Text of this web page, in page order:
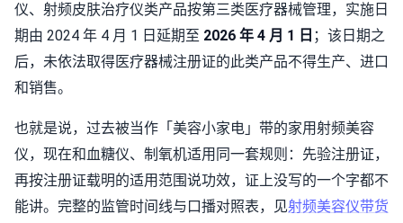
仪、射频皮肤治疗仪类产品按第三类医疗器械管理，实施日
期由 2024 年 4 月 1 日延期至 2026 年 4 月 1 日 ；该日期之
后，未依法取得医疗器械注册证的此类产品不得生产、进口
和销售。
也就是说，过去被当作「美容小家电」带的家用射频美容
仪，现在和血糖仪、制氧机适用同一套规则：先验注册证，
再按注册证载明的适用范围说功效，证上没写的一个字都不
能讲。完整的监管时间线与口播对照表，见射频美容仪带货